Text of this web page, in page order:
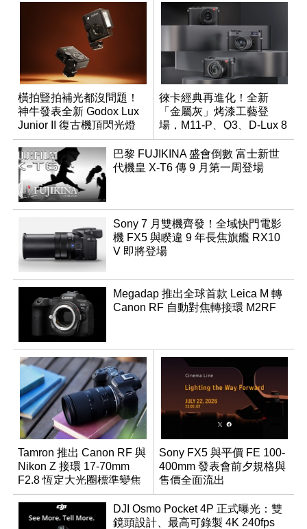
橫拍豎拍補光都沒問題！
神牛發表全新 Godox Lux
Junior II 復古機頂閃光燈
徠卡經典再進化！全新
「金屬灰」烤漆工藝登
場，M11-P、Q3、D-Lux 8
領銜換裝
巴黎 FUJIKINA 盛會倒數 富士新世
代機皇 X-T6 傳 9 月第一周登場
Sony 7 月雙機齊發！全域快門電影
機 FX5 與睽違 9 年長焦旗艦 RX10
V 即將登場
Megadap 推出全球首款 Leica M 轉
Canon RF 自動對焦轉接環 M2RF
Tamron 推出 Canon RF 與
Nikon Z 接環 17-70mm
F2.8 恆定大光圈標準變焦
鏡
Sony FX5 與平價 FE 100-
400mm 發表會前夕規格與
售價全面流出
DJI Osmo Pocket 4P 正式曝光：雙
鏡頭設計、最高可錄製 4K 240fps